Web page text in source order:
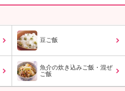
よ
。
K
エ
豆ご飯
魚介の炊き込みご飯・混ぜ
ご飯